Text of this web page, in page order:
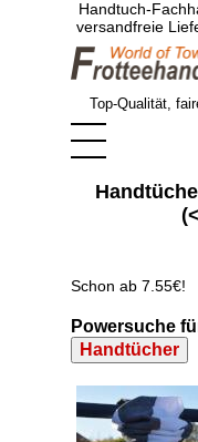
Handtuch-
versandfreie
Top-Qualität,
Schon ab 7.55€!
Powersuche
Handtücher